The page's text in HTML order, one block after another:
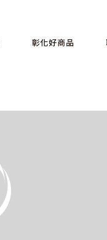
彰化好商品